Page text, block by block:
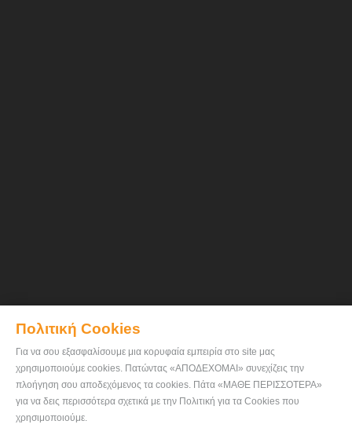
Πολιτική Cookies
Για να σου εξασφαλίσουμε μια κορυφαία εμπειρία στο site μας
χρησιμοποιούμε cookies. Πατώντας «ΑΠΟΔΕΧΟΜΑΙ» συνεχίζεις την
πλοήγηση σου αποδεχόμενος τα cookies. Πάτα «ΜΑΘΕ ΠΕΡΙΣΣΟΤΕΡΑ»
για να δεις περισσότερα σχετικά με την Πολιτική για τα Cookies που
χρησιμοποιούμε.